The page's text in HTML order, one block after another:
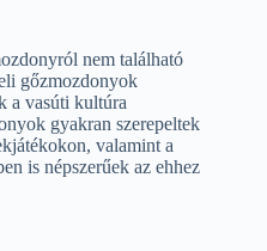
nem található
gőzmozdonyok
a vasúti kultúra
gyakran szerepeltek
valamint a
is népszerűek az ehhez